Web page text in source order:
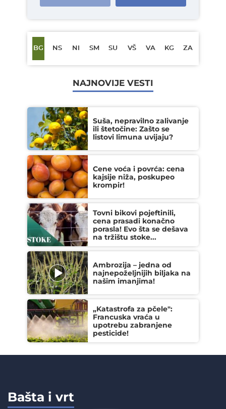
BG NS NI SM SU VŠ VA KG ZA
NAJNOVIJE VESTI
Suša, nepravilno zalivanje
ili štetočine: Zašto se
listovi limuna uvijaju?
Cene voća i povrća: cena
kajsije niža, poskupeo
krompir!
Tovni bikovi pojeftinili,
cena prasadi konačno
porasla! Evo šta se dešava
na tržištu stoke...
Ambrozija – jedna od
najnepoželjnijih biljaka na
našim imanjima!
„Katastrofa za pčele":
Francuska vraća u
upotrebu zabranjene
pesticide!
Bašta i vrt